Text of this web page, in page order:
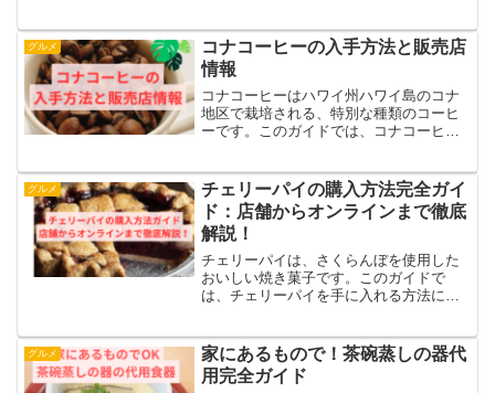
なユニークなアイデアを給食に取り入れ
た学校には本当に感心して...
グルメ
コナコーヒーの入手方法と販売店
情報
コナコーヒーはハワイ州ハワイ島のコナ
地区で栽培される、特別な種類のコーヒ
ーです。このガイドでは、コナコーヒー
ーのオンラインでの販売情報- コナコーヒ
ーに関するレ...
グルメ
チェリーパイの購入方法完全ガイ
ド：店舗からオンラインまで徹底
解説！
チェリーパイは、さくらんぼを使用した
おいしい焼き菓子です。このガイドで
は、チェリーパイを手に入れる方法につ
法・チェリーパイのユーザーレビュー・
チェリーパイの特徴とその魅...
グルメ
家にあるもので！茶碗蒸しの器代
用完全ガイド